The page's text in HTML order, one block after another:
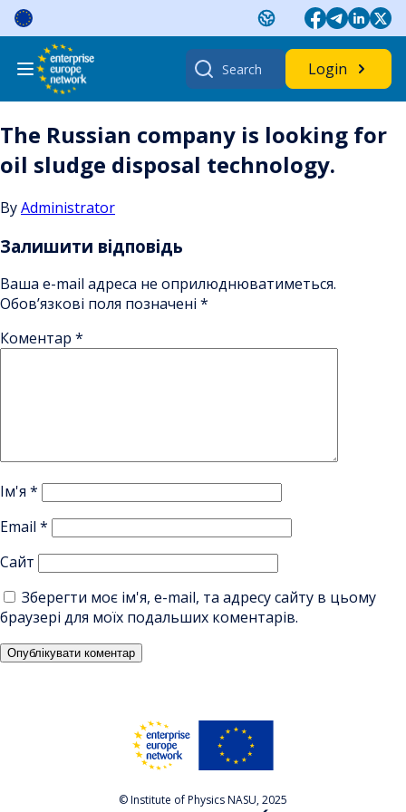
Skip
content
Search
for:
Login
The Russian company is looking for
oil sludge disposal technology.
ByAdministrator
Залишити відповідь
Ваша e-mail адреса не оприлюднюватиметься.
Обов’язкові поля позначені *
Коментар *
Ім'я *
Email *
Сайт
Зберегти моє ім'я, e-mail, та адресу сайту в цьому
браузері для моїх подальших коментарів.
© Institute of Physics NASU, 2025